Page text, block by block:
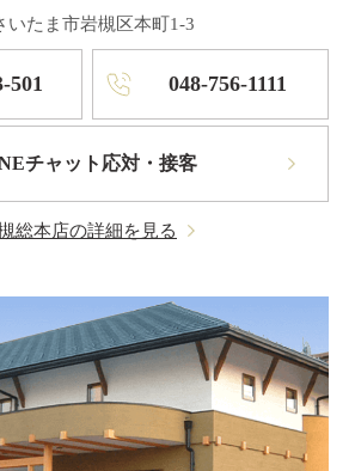
いたま市岩槻区本町1-3
501 048-756-1111
チャット応対・接客
総本店の詳細を見る